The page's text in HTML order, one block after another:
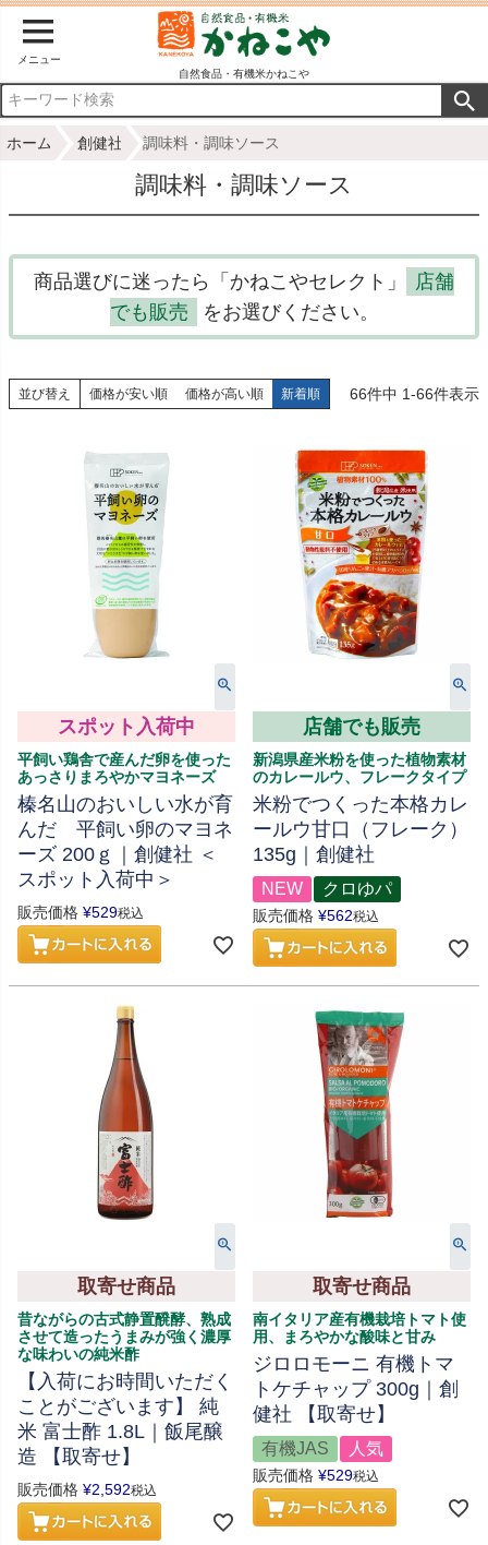
メニュー
自然食品・有機米かねこや
ホーム 創健社 調味料・調味ソース
調味料・調味ソース
商品選びに迷ったら「かねこやセレクト」
店舗
でも販売
をお選びください。
並び替え 価格が安い順 価格が高い順 新着順 66件中 1-66件表示
スポット入荷中
平飼い鶏舎で産んだ卵を使った
あっさりまろやかマヨネーズ
榛名山のおいしい水が育
んだ 平飼い卵のマヨネ
ーズ 200ｇ｜創健社 ＜
スポット入荷中＞
販売価格 ¥529税込
店舗でも販売
新潟県産米粉を使った植物素材
のカレールウ、フレークタイプ
米粉でつくった本格カレ
ールウ甘口（フレーク）
135g｜創健社
NEW クロゆパ
販売価格 ¥562税込
取寄せ商品
昔ながらの古式静置醗酵、熟成
させて造ったうまみが強く濃厚
な味わいの純米酢
【入荷にお時間いただく
ことがございます】 純
米 富士酢 1.8L｜飯尾醸
造 【取寄せ】
販売価格 ¥2,592税込
取寄せ商品
南イタリア産有機栽培トマト使
用、まろやかな酸味と甘み
ジロロモーニ 有機トマ
トケチャップ 300g｜創
健社 【取寄せ】
有機JAS 人気
販売価格 ¥529税込